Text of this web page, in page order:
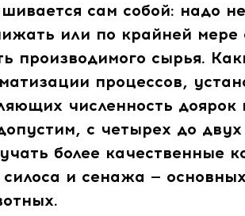
сам собой: надо
или по крайней мере
производимого сырья.
процессов,
численность доярок
с четырех до двух
более качественные
силоса и сенажа —